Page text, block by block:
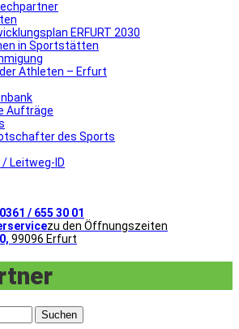
ERFURT 2030
in Sportstätten
Athleten – Erfurt
Aufträge
des Sports
/ Leitweg-ID
0361 / 655 30 01
zu den Öffnungszeiten
99096 Erfurt
Suchen